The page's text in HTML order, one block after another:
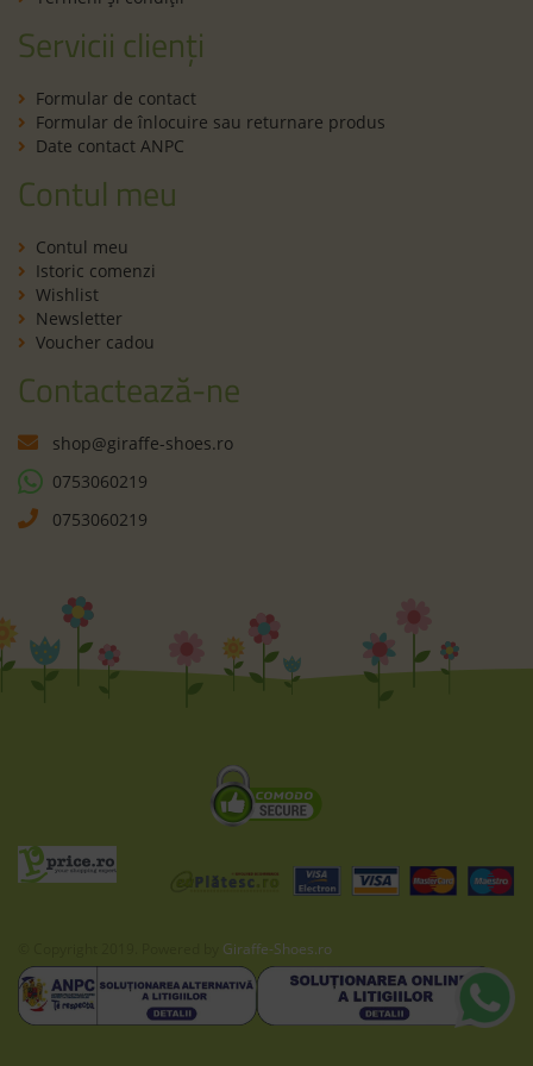
Servicii clienți
Formular de contact
Formular de înlocuire sau returnare produs
Date contact ANPC
Contul meu
Contul meu
Istoric comenzi
Wishlist
Newsletter
Voucher cadou
Contactează-ne
shop@giraffe-shoes.ro
0753060219
0753060219
Giraffe-Shoes.ro